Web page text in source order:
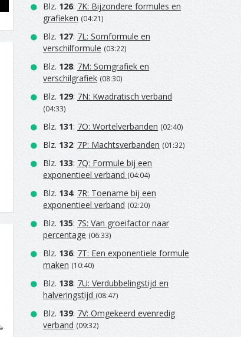
Blz. 126: 7K: Bijzondere formules en
grafieken (04:21)
Blz. 127: 7L: Somformule en
verschilformule (03:22)
Blz. 128: 7M: Somgrafiek en
verschilgrafiek (08:30)
Blz. 129: 7N: Kwadratisch verband
(04:33)
Blz. 131: 7O: Wortelverbanden (02:40)
Blz. 132: 7P: Machtsverbanden (01:32)
Blz. 133: 7Q: Formule bij een
exponentieel verband (04:04)
Blz. 134: 7R: Toename bij een
exponentieel verband (02:20)
Blz. 135: 7S: Van groeifactor naar
percentage (06:33)
Blz. 136: 7T: Een exponentiele formule
maken (10:40)
Blz. 138: 7U: Verdubbelingstijd en
halveringstijd (08:47)
Blz. 139: 7V: Omgekeerd evenredig
verband (09:32)